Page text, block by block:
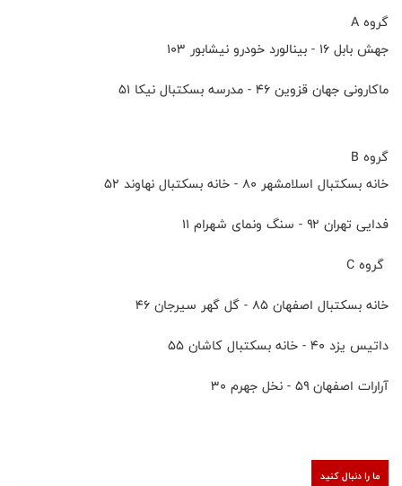
گروه A
جهش بابل ۱۶ - بینالورد خودرو نیشابور ۱۰۳
ماکارونی جهان قزوین ۴۶ - مدرسه بسکتبال نیکا ۵۱
گروه B
خانه بسکتبال اسلامشهر ۸۰ - خانه بسکتبال نهاوند ۵۲
فدایی تهران ۹۲ - سنگ ونمای شهرام ۱۱
گروه C
خانه بسکتبال اصفهان ۸۵ - گل گهر سیرجان ۴۶
داتیس یزد ۴۰ - خانه بسکتبال کاشان ۵۵
آرارات اصفهان ۵۹ - نخل جهرم ۳۰
ما را دنبال کنید